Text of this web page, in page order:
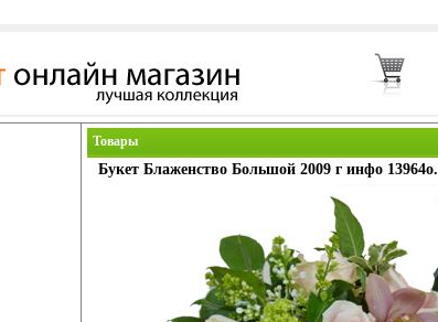
Товары
Букет Блаженство Большой 2009 г инфо 13964o.